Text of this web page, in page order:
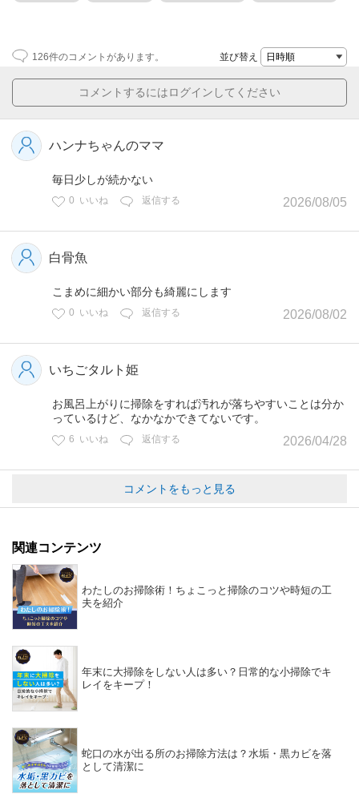
126件のコメントがあります。 並び替え
コメントするにはログインしてください
ハンナちゃんのママ
毎日少しが続かない
0 いいね 返信する 2026/08/05
白骨魚
こまめに細かい部分も綺麗にします
0 いいね 返信する 2026/08/02
いちごタルト姫
お風呂上がりに掃除をすれば汚れが落ちやすいことは分か
っているけど、なかなかできてないです。
6 いいね 返信する 2026/04/28
コメントをもっと見る
関連コンテンツ
わたしのお掃除術！ちょこっと掃除のコツや時短の工
夫を紹介
年末に大掃除をしない人は多い？日常的な小掃除でキ
レイをキープ！
蛇口の水が出る所のお掃除方法は？水垢・黒カビを落
として清潔に